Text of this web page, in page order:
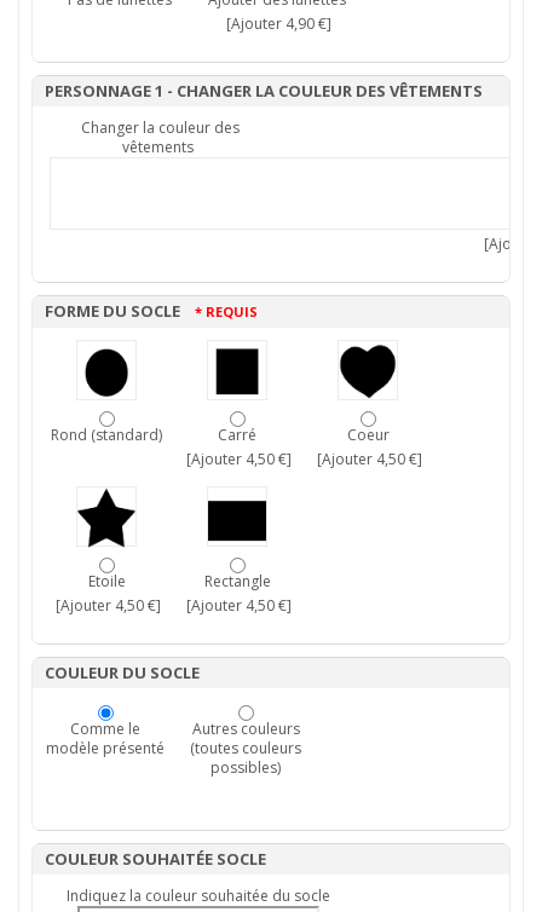
[Ajouter 4,90 €]
PERSONNAGE 1 - CHANGER LA COULEUR DES VÊTEMENTS
Changer la couleur des
vêtements
FORME DU SOCLE * REQUIS
Rond (standard)
Carré
[Ajouter 4,50 €]
Coeur
[Ajouter 4,50 €]
Etoile
[Ajouter 4,50 €]
Rectangle
[Ajouter 4,50 €]
COULEUR DU SOCLE
Comme le
modèle présenté
Autres couleurs
(toutes couleurs
possibles)
COULEUR SOUHAITÉE SOCLE
Indiquez la couleur souhaitée du socle